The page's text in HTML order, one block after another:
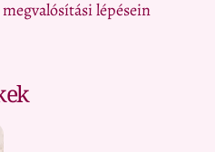
lépésein